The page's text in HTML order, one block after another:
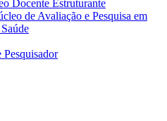
Docente Estruturante
de Avaliação e Pesquisa em
Pesquisador